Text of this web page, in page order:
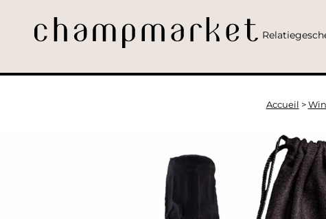
Accueil >